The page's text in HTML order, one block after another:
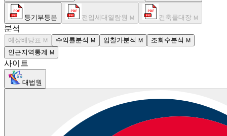
등기부등본 전입세대열람원 M 건축물대장 M
분석
예상배당표 M 수익률분석 M 입찰가분석 M 조회수분석 M
인근지역통계 M
사이트
대법원